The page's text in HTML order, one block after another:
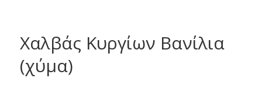
Χαλβάς Κυργίων Βανίλια
(χύμα)